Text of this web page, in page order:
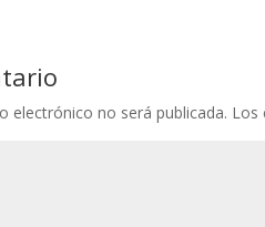
electrónico no será publicada. Los